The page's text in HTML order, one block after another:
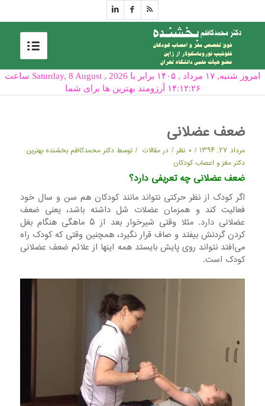
امروز شنبه, ۱۷ مرداد , ۱۴۰۵ برابر با Saturday, 8 August , 2026 ساعت
۱۴:۱۲:۲۶ آرزومند بهترین ها برای شما
ضعف عضلانی
مرداد ۲۷, ۱۳۹۴ / ۰ نظر / درمقالات / توسط دکتر محمدکاظم بخشنده بهترین
دکتر مغز و اعصاب کودکان
ضعف عضلانی چه تعریفی دارد؟
اگر کودک از نظر حرکتی نتواند مانند کودکان هم سن و سال خود
فعالیت کند و همزمان عضلات شل داشته باشد، یعنی ضعف
عضلانی دارد. مثلا وقتی شیرخوار بعد از ۵ ماهگی هنگام بغل
کردن گردنش بیفتد و صاف قرار نگیرد، همچنین وقتی که کودک راه
می‌افتد نتواند روی پایش بایستد همه اینها از علائم ضعف عضلانی
کودک است.